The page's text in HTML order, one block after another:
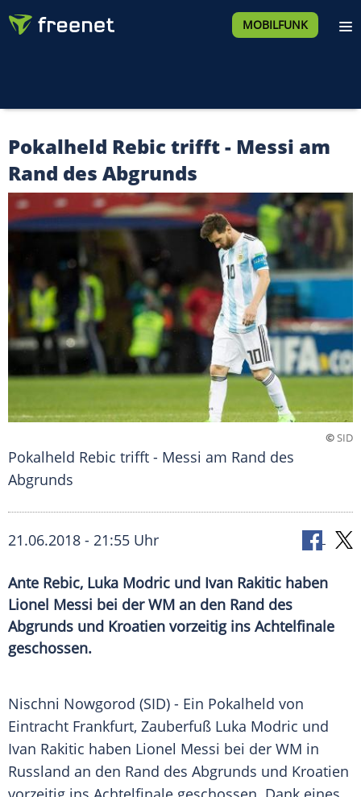
MOBILFUNK
Pokalheld Rebic trifft - Messi am
Rand des Abgrunds
©SID
Pokalheld Rebic trifft - Messi am Rand des
Abgrunds
21.06.2018 - 21:55 Uhr
Ante Rebic, Luka Modric und Ivan Rakitic haben
Lionel Messi bei der WM an den Rand des
Abgrunds und Kroatien vorzeitig ins Achtelfinale
geschossen.
Nischni Nowgorod (SID) - Ein Pokalheld von
Eintracht Frankfurt, Zauberfuß Luka Modric und
Ivan Rakitic haben Lionel Messi bei der WM in
Russland an den Rand des Abgrunds und Kroatien